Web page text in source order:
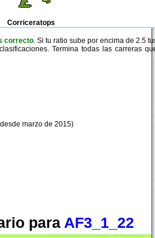
Corriceratops
correcto. Si tu ratio sube por encima de 2.5
Termina todas las carreras
marzo de 2015)
para AF3_1_22